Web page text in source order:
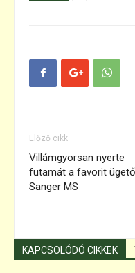
Előző cikk
Villámgyorsan nyerte
futamát a favorit
Sanger MS
KAPCSOLÓDÓ CIKKEK